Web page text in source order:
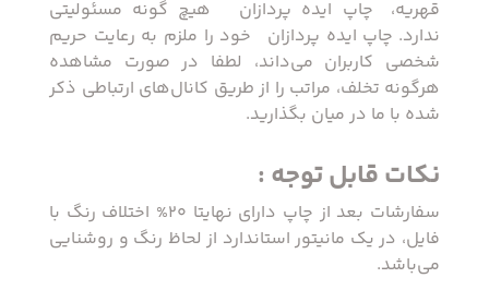
قهریه، ‏ چاپ ایده پردازان ‏ هیچ گونه مسئولیتی
ندارد. ‏چاپ ایده پردازان ‏ خود را ملزم به رعایت حریم
شخصی کاربران می‌داند، لطفا در صورت مشاهده
هرگونه تخلف، مراتب را از طریق کانال‏‌های ارتباطی ذکر
شده با ما در میان بگذارید.
نکات قابل توجه :
سفارشات بعد از چاپ دارای نهایتا 20% اختلاف رنگ با
فایل، در یک مانیتور استاندارد از لحاظ رنگ و روشنایی
می‌باشد.